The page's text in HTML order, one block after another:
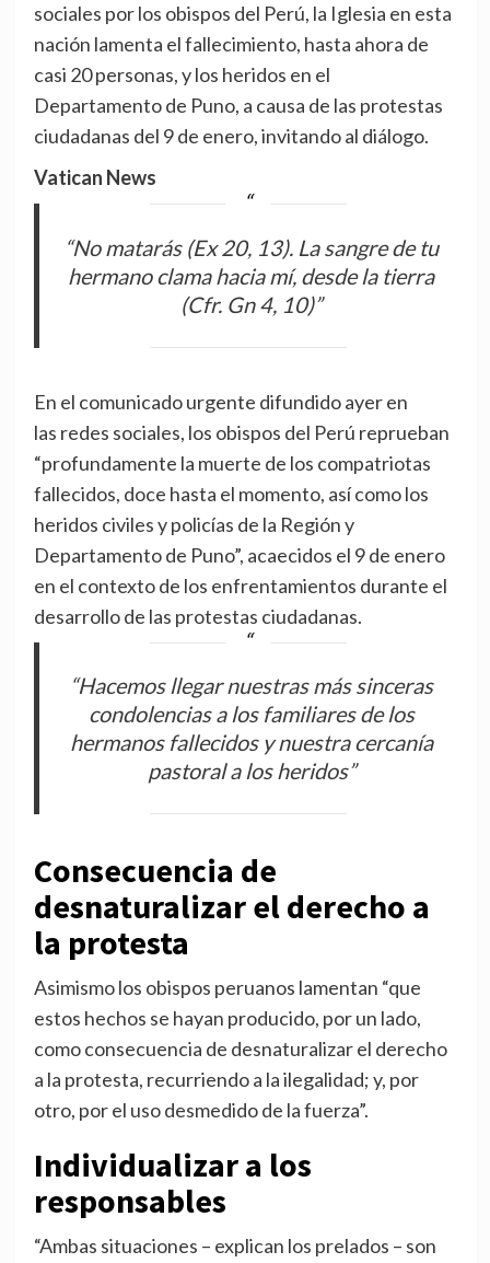
sociales por los obispos del Perú, la Iglesia en esta
nación lamenta el fallecimiento, hasta ahora de
casi 20 personas, y los heridos en el
Departamento de Puno, a causa de las protestas
ciudadanas del 9 de enero, invitando al diálogo.
Vatican News
“No matarás (Ex 20, 13). La sangre de tu
hermano clama hacia mí, desde la tierra
(Cfr. Gn 4, 10)”
En el comunicado urgente difundido ayer en
las redes sociales, los obispos del Perú reprueban
“profundamente la muerte de los compatriotas
fallecidos, doce hasta el momento, así como los
heridos civiles y policías de la Región y
Departamento de Puno”, acaecidos el 9 de enero
en el contexto de los enfrentamientos durante el
desarrollo de las protestas ciudadanas.
“Hacemos llegar nuestras más sinceras
condolencias a los familiares de los
hermanos fallecidos y nuestra cercanía
pastoral a los heridos”
Consecuencia de
desnaturalizar el derecho a
la protesta
Asimismo los obispos peruanos lamentan “que
estos hechos se hayan producido, por un lado,
como consecuencia de desnaturalizar el derecho
a la protesta, recurriendo a la ilegalidad; y, por
otro, por el uso desmedido de la fuerza”.
Individualizar a los
responsables
“Ambas situaciones – explican los prelados – son